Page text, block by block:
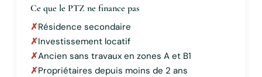
Ce que le PTZ ne finance pas
✗Résidence secondaire
✗Investissement locatif
✗Ancien sans travaux en zones A et B1
✗Propriétaires depuis moins de 2 ans